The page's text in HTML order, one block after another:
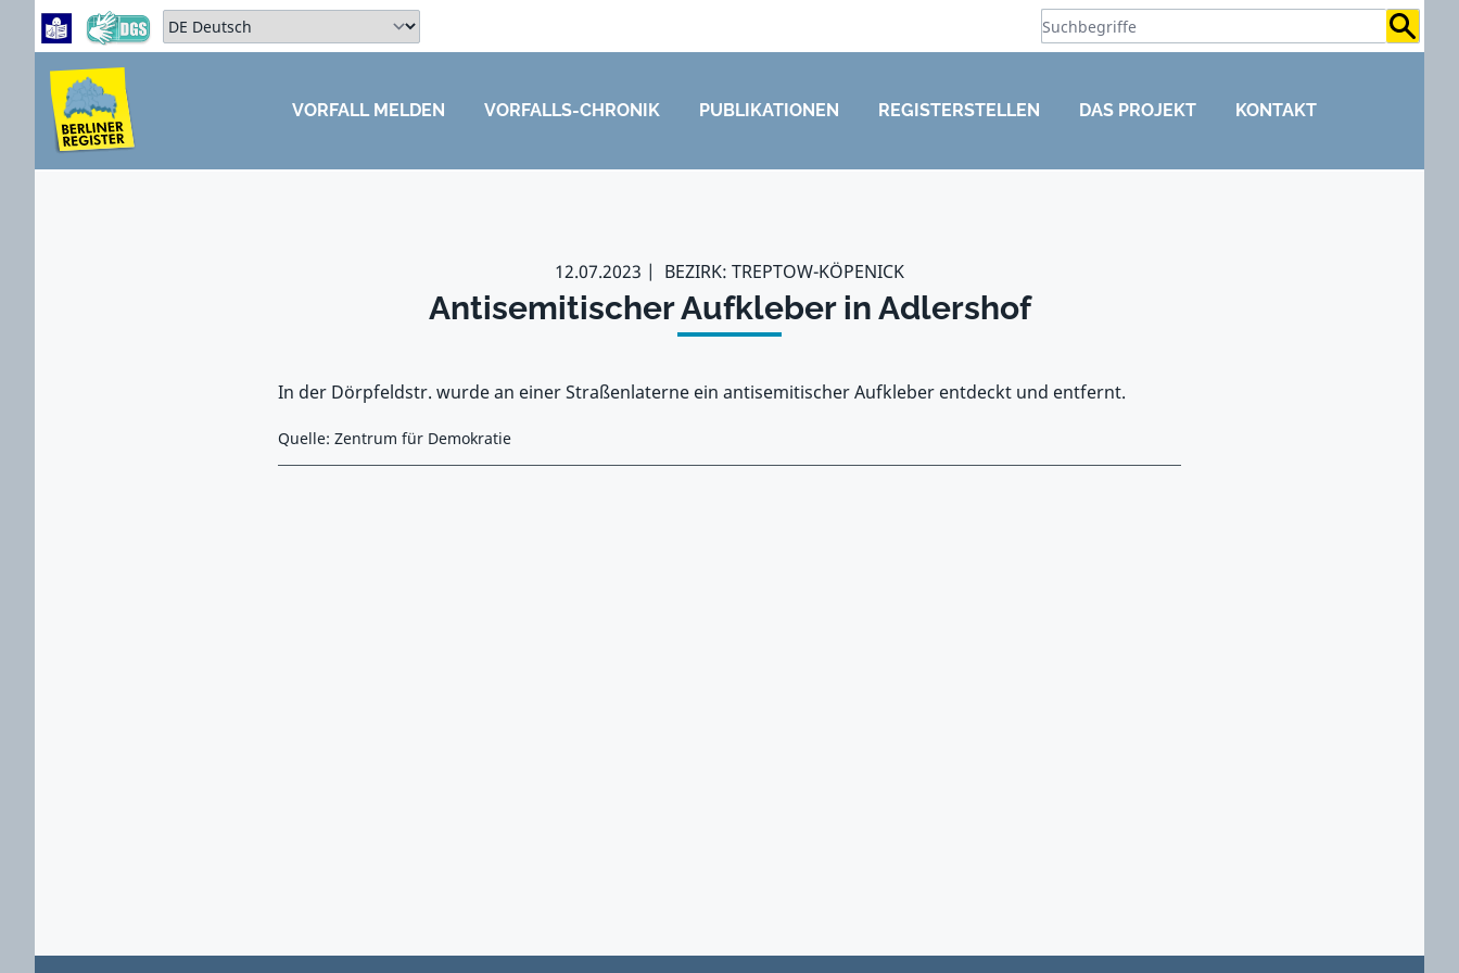
Zum Hauptbereich springen
Zum Hauptmenü springen
Sprache auswählen:
ZUM HAUPTBEREICH SPRINGEN
VORFALL MELDEN VORFALLS-CHRONIK PUBLIKATIONEN REGISTERSTELLEN DAS PROJEKT KONTAKT
12.07.2023 BEZIRK: TREPTOW-KÖPENICK
Antisemitischer Aufkleber in Adlershof
In der Dörpfeldstr. wurde an einer Straßenlaterne ein antisemitischer Aufkleber entdeckt und entfernt.
Quelle: Zentrum für Demokratie